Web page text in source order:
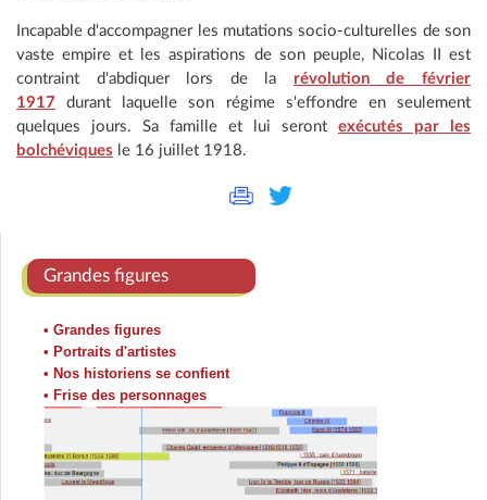
Incapable d'accompagner les mutations socio-culturelles de son
vaste empire et les aspirations de son peuple, Nicolas II est
contraint d'abdiquer lors de la révolution de février
1917 durant laquelle son régime s'effondre en seulement
quelques jours. Sa famille et lui seront exécutés par les
bolchéviques le 16 juillet 1918.
Grandes figures
• Grandes figures
• Portraits d'artistes
• Nos historiens se confient
• Frise des personnages